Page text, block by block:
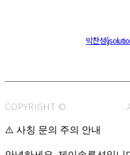
박찬성
COPYRIGHT ©